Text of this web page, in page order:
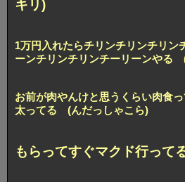
キリ)
1万円入れたらチリンチリンチリン
ーンチリンチリンチーリーンやる
お前が肉やんけと思うくらい肉食
太ってる (んだっしゃこら)
もらってすぐマクド行っ